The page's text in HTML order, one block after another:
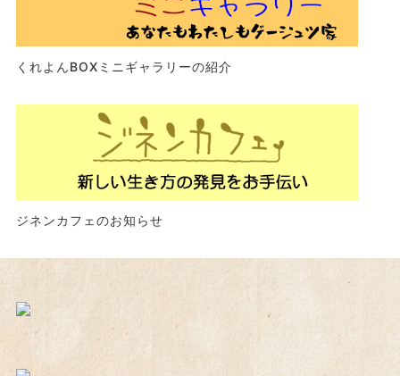
くれよんBOXミニギャラリーの紹介
ジネンカフェのお知らせ